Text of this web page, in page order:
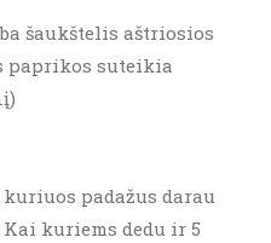
šaukštelis aštriosios
paprikos suteikia
padažus darau
kuriems dedu ir 5